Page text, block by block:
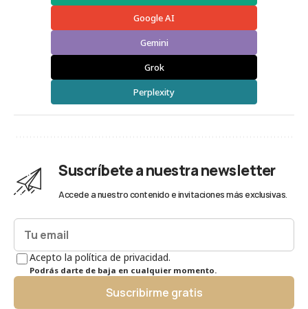
Google AI
Gemini
Grok
Perplexity
Suscríbete a nuestra newsletter
Accede a nuestro contenido e invitaciones más exclusivas.
Acepto la política de privacidad.
Podrás darte de baja en cualquier momento.
Suscribirme gratis